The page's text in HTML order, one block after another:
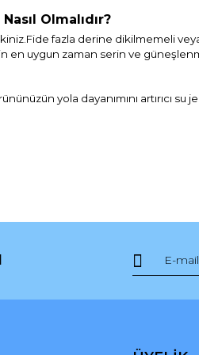
Olmalıdır?
fazla derine dikilmemeli
en uygun zaman serin ve
yola dayanımını artırıcı su
Yorum Yaz